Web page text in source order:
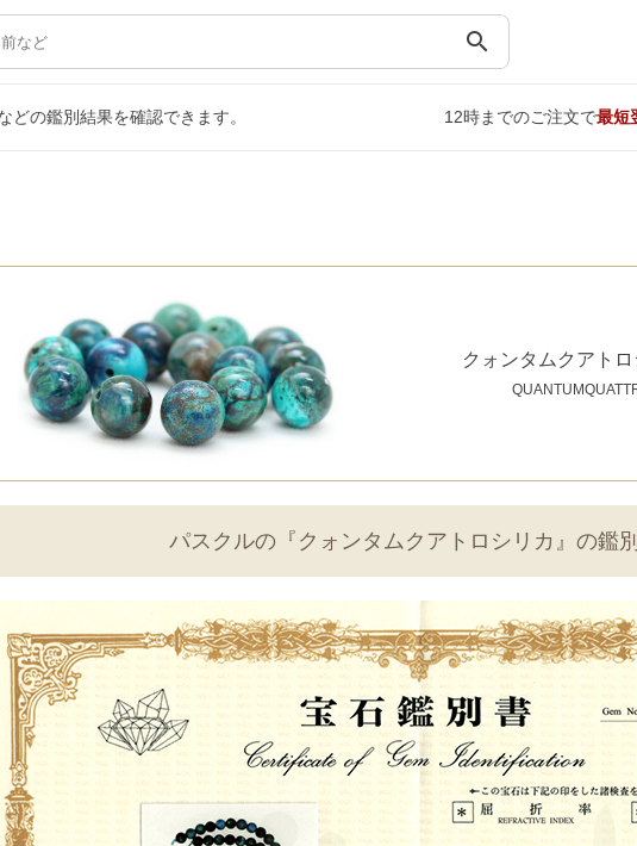
search
の鑑別結果を確認できます。 12時までのご注文で最短
クォンタムクアト
パスクルの『クォンタムクアトロシリカ』の鑑